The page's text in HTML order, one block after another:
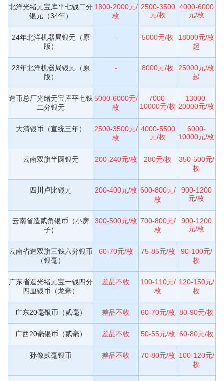
北洋光绪元宝库平七钱二分
银元（34年）
1800-2000元/
枚
2500-3500
元/枚
4000-6000
元/枚
24年北洋机器局银元（原
版）
- 5000元/枚
18000元/枚
起
23年北洋机器局银元（原
版）
- 8000元/枚
25000元/枚
起
造币总厂光绪元宝库平七钱
二分银元
5000-6000元/
枚
7000-
10000元/枚
13000-
20000元/枚
大清银币（宣统三年）
2500-3500元/
枚
4000-5500
元/枚
6000-
10000元/枚
云南双旗半圆银元 200-240元/枚 280元/枚
350-500元/
枚
四川卢比银元 200-400元/枚 600-800元/
枚
900-1200
元/枚
云南省造贰角银币（小房
子）
300-500元/枚 700-800元/
枚
900-1200
元/枚
云南省造双旗三钱六分银币
（银毫）
60-70元/枚 75-85元/枚
90-100元/
枚
广东省造光绪元宝一钱四分
四厘银币（龙毫）
差品不收
100-110元/
枚
120-150元/
枚
广东20毫银币（贰毫） 差品不收 60-70元/枚 80-90元/枚
广西20毫银币（贰毫） 差品不收 50-55元/枚 60-80元/枚
孙像贰毫银币 差品不收 70-80元/枚 100-120元/
枚